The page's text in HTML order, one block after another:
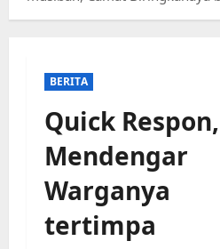
BERITA
Quick Respon,
Mendengar
Warganya
tertimpa